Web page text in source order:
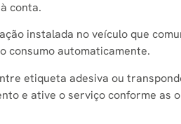
conta.
instalada no veículo que
automaticamente.
etiqueta adesiva ou
e ative o serviço conforme as